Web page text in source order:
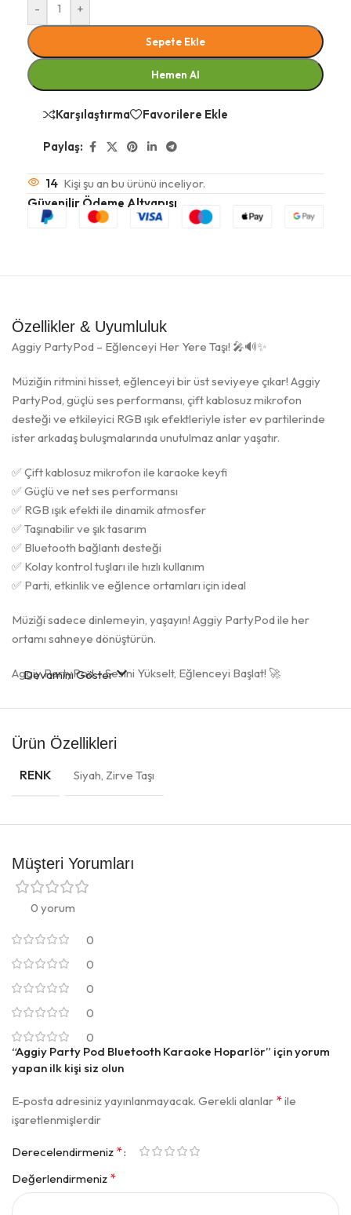
- +
Sepete Ekle
Hemen Al
Karşılaştırma Favorilere Ekle
Paylaş:
14 Kişi şu an bu ürünü inceliyor.
Güvenilir Ödeme Altyapısı
Özellikler & Uyumluluk
Aggiy PartyPod – Eğlenceyi Her Yere Taşı! 🎤🔊✨
Müziğin ritmini hisset, eğlenceyi bir üst seviyeye çıkar! Aggiy
PartyPod, güçlü ses performansı, çift kablosuz mikrofon
desteği ve etkileyici RGB ışık efektleriyle ister ev partilerinde
ister arkadaş buluşmalarında unutulmaz anlar yaşatır.
✅ Çift kablosuz mikrofon ile karaoke keyfi
✅ Güçlü ve net ses performansı
✅ RGB ışık efekti ile dinamik atmosfer
✅ Taşınabilir ve şık tasarım
✅ Bluetooth bağlantı desteği
✅ Kolay kontrol tuşları ile hızlı kullanım
✅ Parti, etkinlik ve eğlence ortamları için ideal
Müziği sadece dinlemeyin, yaşayın! Aggiy PartyPod ile her
ortamı sahneye dönüştürün.
Aggiy PartyPod – Sesini Yükselt, Eğlenceyi Başlat! 🚀
Devamını Göster
Ürün Özellikleri
RENK Siyah, Zirve Taşı
Müşteri Yorumları
0 yorum
0
0
0
0
0
“Aggiy Party Pod Bluetooth Karaoke Hoparlör” için yorum
yapan ilk kişi siz olun
E-posta adresiniz yayınlanmayacak. Gerekli alanlar *ile
işaretlenmişlerdir
Derecelendirmeniz *
Değerlendirmeniz *